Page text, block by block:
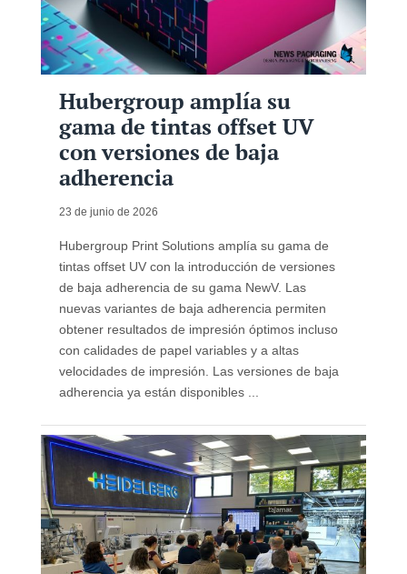
Hubergroup amplía su
gama de tintas offset UV
con versiones de baja
adherencia
23 de junio de 2026
Hubergroup Print Solutions amplía su gama de
tintas offset UV con la introducción de versiones
de baja adherencia de su gama NewV. Las
nuevas variantes de baja adherencia permiten
obtener resultados de impresión óptimos incluso
con calidades de papel variables y a altas
velocidades de impresión. Las versiones de baja
adherencia ya están disponibles ...